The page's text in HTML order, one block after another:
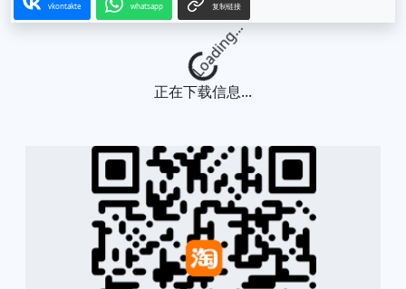
vkontakte whatsapp 复制链接
Loading...
正在下载信息...